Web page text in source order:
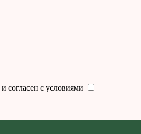
и согласен с условиями